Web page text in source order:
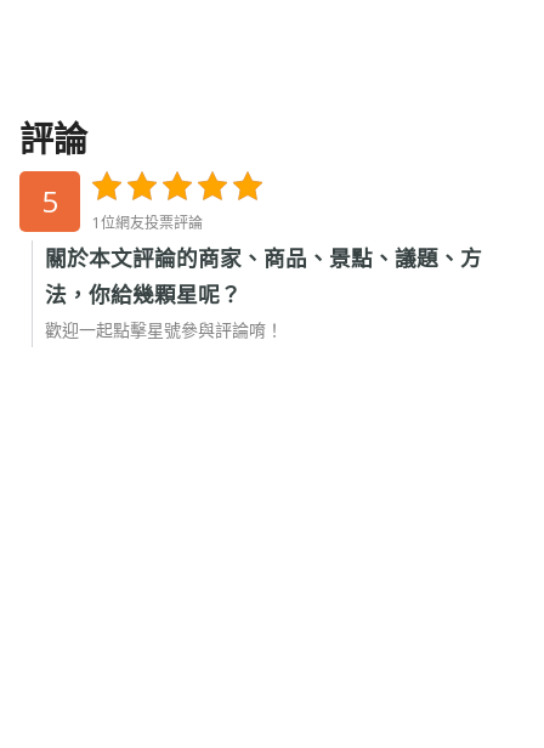
評論
5
1位網友投票評論
關於本文評論的商家、商品、景點、議題、方
法，你給幾顆星呢？
歡迎一起點擊星號參與評論唷！